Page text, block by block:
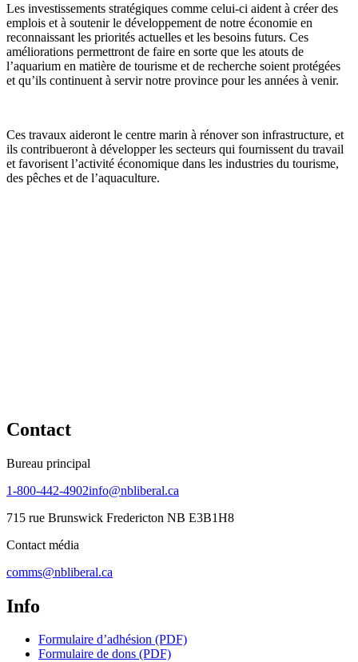
Les investissements stratégiques comme celui-ci aident à créer des
emplois et à soutenir le développement de notre économie en
reconnaissant les priorités actuelles et les besoins futurs. Ces
améliorations permettront de faire en sorte que les atouts de
l’aquarium en matière de tourisme et de recherche soient protégées
et qu’ils continuent à servir notre province pour les années à venir.
Ces travaux aideront le centre marin à rénover son infrastructure, et
ils contribueront à développer les secteurs qui fournissent du travail
et favorisent l’activité économique dans les industries du tourisme,
des pêches et de l’aquaculture.
Contact
Bureau principal
1-800-442-4902info@nbliberal.ca
715 rue Brunswick Fredericton NB E3B1H8
Contact média
comms@nbliberal.ca
Info
Formulaire d’adhésion (PDF)
Formulaire de dons (PDF)